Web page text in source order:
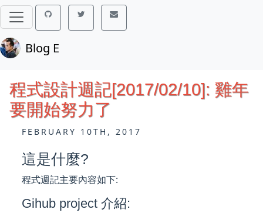
Blog E
程式設計週記[2017/02/10]: 雞年
要開始努力了
FEBRUARY 10TH, 2017
這是什麼?
程式週記主要內容如下:
Gihub project 介紹: